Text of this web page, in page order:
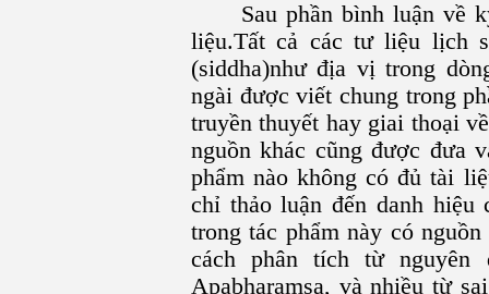
Sau phần bình luận về
liệu.Tất cả các tư liệu lịch
(siddha)như địa vị trong
ngài được viết chung trong
truyền thuyết hay giai thoại
nguồn khác cũng được đưa
phẩm nào không có đủ tài
chỉ thảo luận đến danh
trong tác phẩm này có
cách phân tích từ
Apabharamsa, và nhiều từ